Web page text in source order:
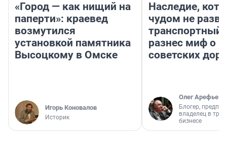
«Город — как нищий на
паперти»: краевед
возмутился
установкой памятника
Высоцкому в Омске
Игорь Коновалов
Историк
Наследие,
чудом не
транспортный
разнес миф о
советских
Олег Арефьев
Блогер,
владелец в
бизнесе